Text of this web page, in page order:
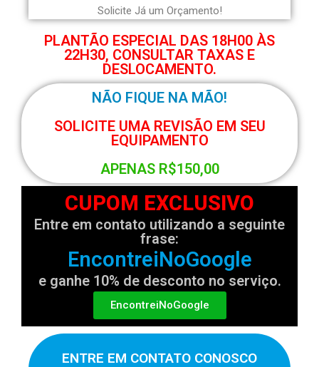
Solicite Já um Orçamento!
PLANTÃO ESPECIAL DAS 18H00 ÀS
22H30, CONSULTAR TAXAS E
DESLOCAMENTO.
NÃO FIQUE NA MÃO!
SOLICITE UMA REVISÃO EM SEU
EQUIPAMENTO
APENAS R$150,00
CUPOM EXCLUSIVO
Entre em contato utilizando a seguinte
frase:
EncontreiNoGoogle
e ganhe 10% de desconto no serviço.
EncontreiNoGoogle
ENTRE EM CONTATO CONOSCO